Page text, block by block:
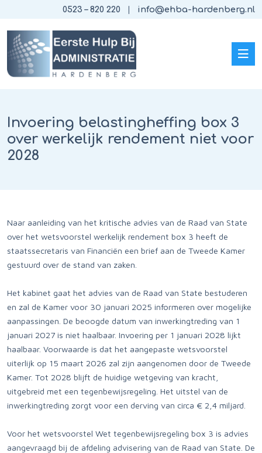
0523 – 820 220 info@ehba-hardenberg.nl
Invoering belastingheffing box 3
over werkelijk rendement niet voor
2028
Naar aanleiding van het kritische advies van de Raad van State
over het wetsvoorstel werkelijk rendement box 3 heeft de
staatssecretaris van Financiën een brief aan de Tweede Kamer
gestuurd over de stand van zaken.
Het kabinet gaat het advies van de Raad van State bestuderen
en zal de Kamer voor 30 januari 2025 informeren over mogelijke
aanpassingen. De beoogde datum van inwerkingtreding van 1
januari 2027 is niet haalbaar. Invoering per 1 januari 2028 lijkt
haalbaar. Voorwaarde is dat het aangepaste wetsvoorstel
uiterlijk op 15 maart 2026 zal zijn aangenomen door de Tweede
Kamer. Tot 2028 blijft de huidige wetgeving van kracht,
uitgebreid met een tegenbewijsregeling. Het uitstel van de
inwerkingtreding zorgt voor een derving van circa € 2,4 miljard.
Voor het wetsvoorstel Wet tegenbewijsregeling box 3 is advies
aangevraagd bij de afdeling advisering van de Raad van State. De